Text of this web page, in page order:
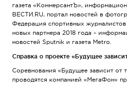
газета «КоммерсантЪ»,
ВЕСТИ.RU, портал новостей в
Федерация спортивных
новых партнера 2018 года –
новостей Sputnik и газета Metro.
Справка о проекте «Будущее
Соревнования «Будущее зависит от
проводятся компанией «МегаФон»